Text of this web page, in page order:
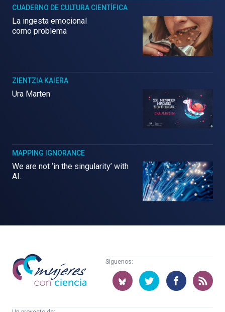
CUADERNO DE CULTURA CIENTÍFICA
La ingesta emocional
como problema
ZIENTZIA KAIERA
Ura Marten
MAPPING IGNORANCE
We are not ‘in the singularity’ with
AI.
Mujeres
con
ciencia
Síguenos: